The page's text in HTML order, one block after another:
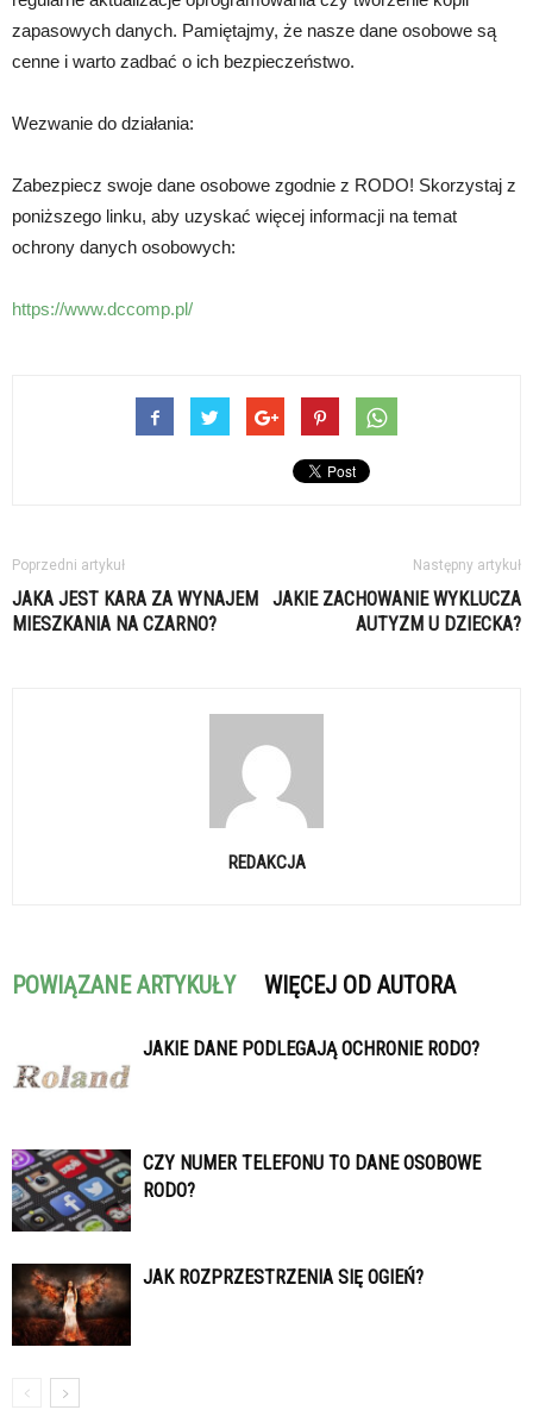
zapasowych danych. Pamiętajmy, że nasze dane osobowe są
cenne i warto zadbać o ich bezpieczeństwo.
Wezwanie do działania:
Zabezpiecz swoje dane osobowe zgodnie z RODO! Skorzystaj z
poniższego linku, aby uzyskać więcej informacji na temat
ochrony danych osobowych:
https://www.dccomp.pl/
Poprzedni artykuł
JAKA JEST KARA ZA WYNAJEM
MIESZKANIA NA CZARNO?
Następny artykuł
JAKIE ZACHOWANIE WYKLUCZA
AUTYZM U DZIECKA?
REDAKCJA
POWIĄZANE ARTYKUŁY WIĘCEJ OD AUTORA
JAKIE DANE PODLEGAJĄ OCHRONIE RODO?
CZY NUMER TELEFONU TO DANE OSOBOWE
RODO?
JAK ROZPRZESTRZENIA SIĘ OGIEŃ?